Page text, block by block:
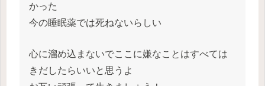
かった
今の睡眠薬では死ねないらしい
心に溜め込まないでここに嫌なことはすべては
きだしたらいいと思うよ